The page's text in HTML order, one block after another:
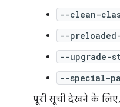
--clean-
--
--upgrade-
--special-
पूरी सूची देखने के लिए,